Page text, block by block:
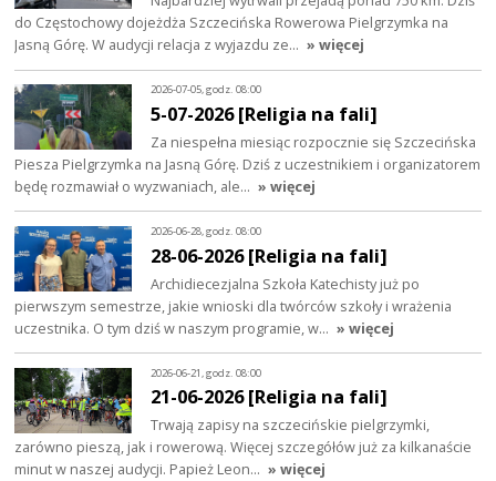
do Częstochowy dojeżdża Szczecińska Rowerowa Pielgrzymka na
Jasną Górę. W audycji relacja z wyjazdu ze… » więcej
2026-07-05, godz. 08:00
5-07-2026 [Religia na fali]
Za niespełna miesiąc rozpocznie się Szczecińska
Piesza Pielgrzymka na Jasną Górę. Dziś z uczestnikiem i organizatorem
będę rozmawiał o wyzwaniach, ale… » więcej
2026-06-28, godz. 08:00
28-06-2026 [Religia na fali]
Archidiecezjalna Szkoła Katechisty już po
pierwszym semestrze, jakie wnioski dla twórców szkoły i wrażenia
uczestnika. O tym dziś w naszym programie, w… » więcej
2026-06-21, godz. 08:00
21-06-2026 [Religia na fali]
Trwają zapisy na szczecińskie pielgrzymki,
zarówno pieszą, jak i rowerową. Więcej szczegółów już za kilkanaście
minut w naszej audycji. Papież Leon… » więcej